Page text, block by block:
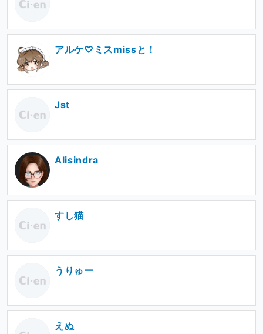
アルケ♡ミスmissと！
Jst
Alisindra
すし猫
うりゅー
えぬ